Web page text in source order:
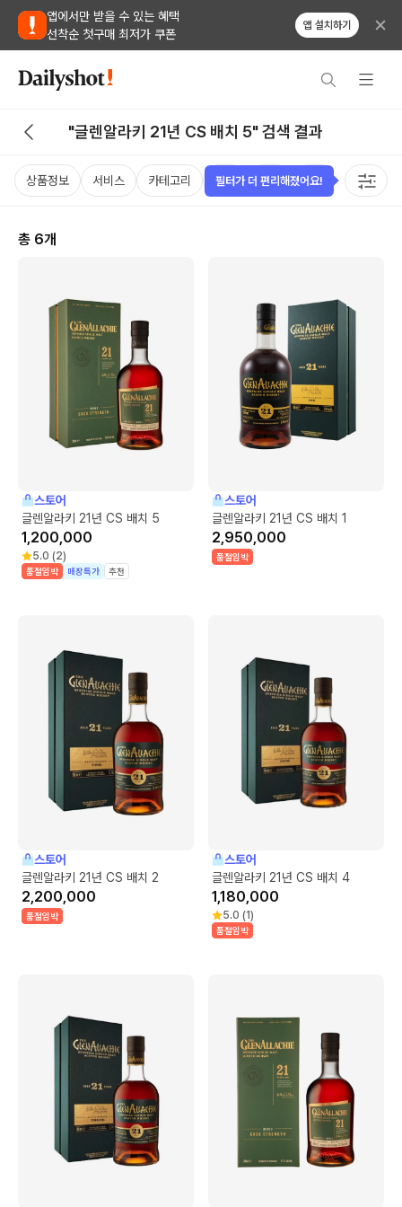
앱에서만 받을 수 있는 혜택
선착순 첫구매 최저가 쿠폰
앱 설치하기
"글렌알라키 21년 CS 배치 5" 검색 결과
상품정보 서비스 카테고리 가격 국가 용량 태그
총 6개
스토어
글렌알라키 21년 CS 배치 5
1,200,000
5.0 (2)
품절임박 매장특가 추천
스토어
글렌알라키 21년 CS 배치 1
2,950,000
품절임박
스토어
글렌알라키 21년 CS 배치 2
2,200,000
품절임박
스토어
글렌알라키 21년 CS 배치 4
1,180,000
5.0 (1)
품절임박
필터가 더 편리해졌어요!